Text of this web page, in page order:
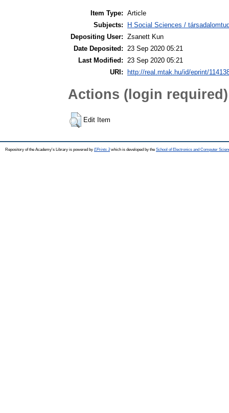
Item Type: Article
Subjects:
H Social Sciences /
Depositing User: Zsanett Kun
Date Deposited:
23 Sep 2020 05:21
Last Modified:
23 Sep 2020 05:21
URI:
http://real.mtak.hu/id/eprint/
Actions (login required)
Edit Item
Repository of the Academy's Library is powered by EPrints 3which is developed by the School of Electronics and Computer